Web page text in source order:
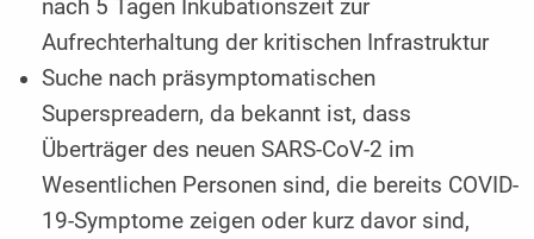
nach 5 Tagen Inkubationszeit zur
Aufrechterhaltung der kritischen Infrastruktur
Suche nach präsymptomatischen
Superspreadern, da bekannt ist, dass
Überträger des neuen SARS-CoV-2 im
Wesentlichen Personen sind, die bereits COVID-
19-Symptome zeigen oder kurz davor sind,